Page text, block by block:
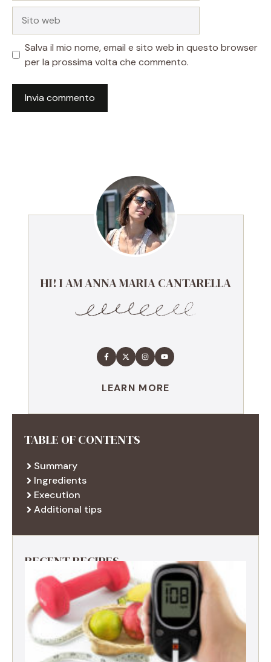
web
Salva il mio nome, email e sito web in questo browser
per la prossima volta che commento.
HI! I AM ANNA MARIA CANTARELLA
LEARN MORE
TABLE OF CONTENTS
Summary
Ingredients
Execution
Additional tips
RECENT RECIPES